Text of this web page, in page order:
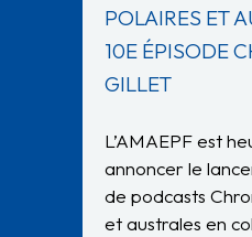
POLAIRES ET
10E ÉPISODE
GILLET
L’AMAEPF est
annoncer le
de podcasts
et australes en